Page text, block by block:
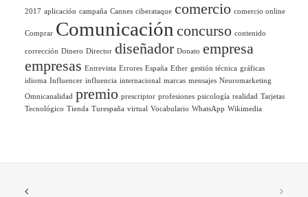
2017 aplicación campaña Cannes ciberataque comercio comercio online
Comprar Comunicación concurso contenido
corrección Dinero Director diseñador Donato empresa
empresas Entrevista Errores España Ether gestión técnica gráficas
idioma Influencer influencia internacional marcas mensajes Neuromarketing
Omnicanalidad premio prescriptor profesiones psicología realidad Tarjetas
Tecnológico Tienda Turespaña virtual Vocabulario WhatsApp Wikimedia